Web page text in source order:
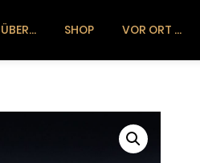
ÜBER… SHOP VOR ORT …